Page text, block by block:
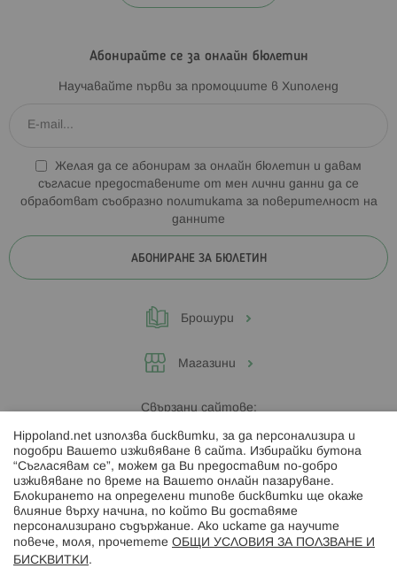
Абонирайте се за онлайн бюлетин
Научавайте първи за промоциите в Хиполенд
Желая да се абонирам за онлайн бюлетин и давам
съгласие предоставените от мен лични данни да се
обработват съобразно политиката за поверителност на
данните
АБОНИРАНЕ ЗА БЮЛЕТИН
Брошури
Магазини
Свързани сайтове:
Hippoland.ro
Последвайте ни:
Hippoland.net използва бисквитки, за да персонализира и
подобри Вашето изживяване в сайта. Избирайки бутона
“Съгласявам се”, можем да Ви предоставим по-добро
изживяване по време на Вашето онлайн пазаруване.
Блокирането на определени типове бисквитки ще окаже
влияние върху начина, по който Ви доставяме
персонализирано съдържание. Ако искате да научите
повече, моля, прочетете ОБЩИ УСЛОВИЯ ЗА ПОЛЗВАНЕ И
БИСКВИТКИ .